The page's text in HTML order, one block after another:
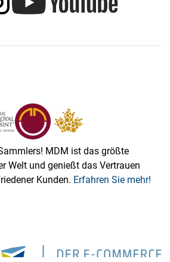
MDM ist das größte
Welt und genießt das Vertrauen
Kunden. Erfahren Sie mehr!